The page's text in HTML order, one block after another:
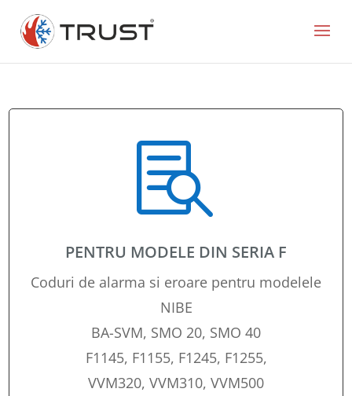

PENTRU MODELE DIN SERIA F
Coduri de alarma si eroare pentru modelele
NIBE
BA-SVM, SMO 20, SMO 40
F1145, F1155, F1245, F1255,
VVM320, VVM310, VVM500